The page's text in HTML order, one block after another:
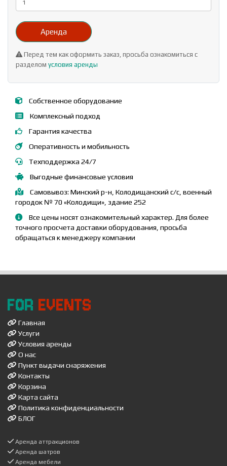
Аренда
Перед тем как оформить заказ, просьба ознакомиться с
разделом условия аренды
Собственное оборудование
Комплексный подход
Гарантия качества
Оперативность и мобильность
Техподдержка 24/7
Выгодные финансовые условия
Самовывоз: Минский р-н, Колодищанский с/с, военный
городок № 70 «Колодищи», здание 252
Все цены носят ознакомительный характер. Для более
точного просчета доставки оборудования, просьба
обращаться к менеджеру компании
FOR EVENTS
Главная
Услуги
Условия аренды
О нас
Пункт выдачи снаряжения
Контакты
Корзина
Карта сайта
Политика конфиденциальности
БЛОГ
Аренда аттракционов
Аренда шатров
Аренда мебели